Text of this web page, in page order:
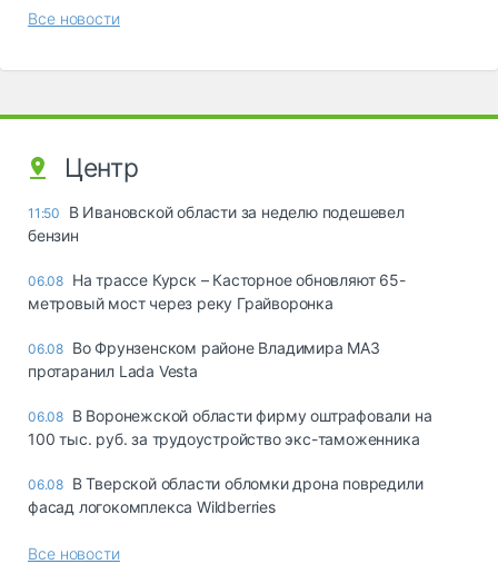
Все новости
Центр
11:50
В Ивановской области за неделю подешевел
бензин
06.08 На трассе Курск – Касторное обновляют 65-
метровый мост через реку Грайворонка
06.08 Во Фрунзенском районе Владимира МАЗ
протаранил Lada Vesta
06.08 В Воронежской области фирму оштрафовали на
100 тыс. руб. за трудоустройство экс-таможенника
06.08 В Тверской области обломки дрона повредили
фасад логокомплекса Wildberries
Все новости